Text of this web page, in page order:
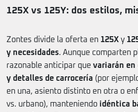
125X vs 125Y: dos estilos,
Zontes divide la oferta en 125X y
y necesidades. Aunque comparten
razonable anticipar que variarán en
y detalles de carrocería (por
en una, asiento distinto en otra o
vs. urbano), manteniendo idéntica